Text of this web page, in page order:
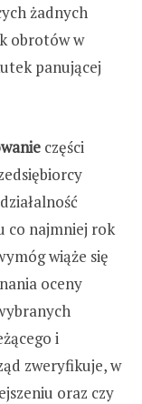
żadnych
obrotów w
panującej
części
co najmniej rok
wiąże się
oceny
i
zweryfikuje, w
oraz czy